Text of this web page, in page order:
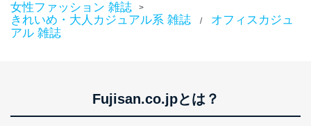
析して、趣味・嗜好に
応じた新商品・サービスに関する
カスタマーQ＆Aサイトの投稿内容
の確認のため
ｅメール等によるカスタマーQ＆A
女性ファッション 雑誌 >
きれいめ・大人カジュアル系 雑誌 /
オフィスカジュ
アル 雑誌
Fujisan.co.jpとは？